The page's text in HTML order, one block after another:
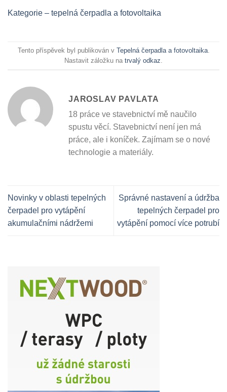
Kategorie – tepelná čerpadla a fotovoltaika
Tento příspěvek byl publikován v Tepelná čerpadla a fotovoltaika.
Nastavit záložku na trvalý odkaz
JAROSLAV PAVLATA
18 práce ve stavebnictví mě naučilo
spustu věcí. Stavebnictví není jen má
práce, ale i koníček. Zajímam se o nové
technologie a materiály.
Novinky v oblasti tepelných
čerpadel pro vytápění
akumulačními nádržemi
Správné nastavení a údržba
tepelných čerpadel pro
vytápění pomocí více potrubí